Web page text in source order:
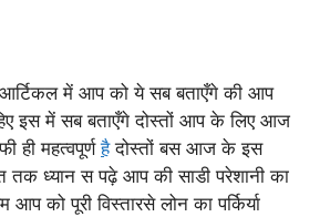
में आप को ये सब बताएँगे की आप
इस में सब बताएँगे दोस्तों आप के लिए आज
ही महत्वपूर्णहैदोस्तों बस आज के इस
ध्यान स पढ़े आप की साडी परेशानी का
को पूरी विस्तारसे लोन का पर्किर्या